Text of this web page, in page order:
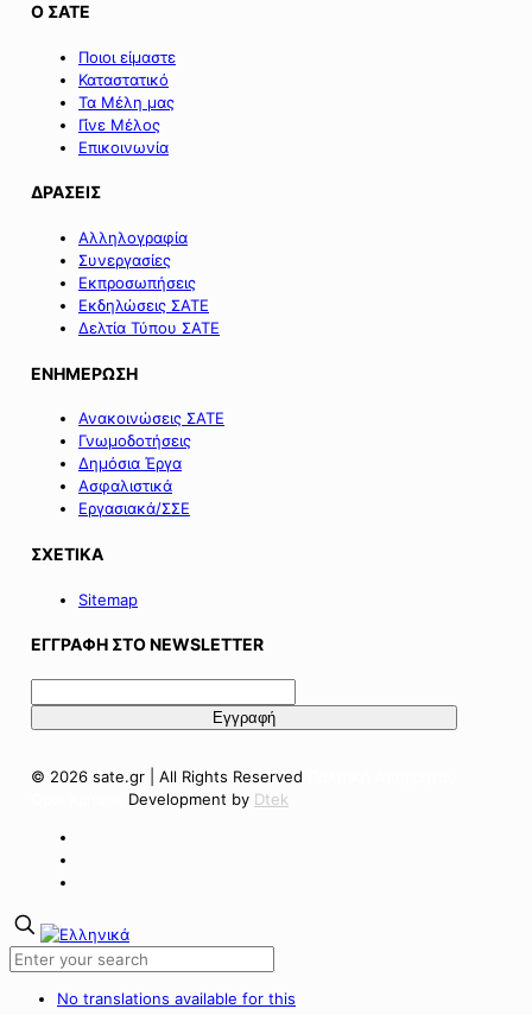
Ο ΣΑΤΕ
Ποιοι είμαστε
Καταστατικό
Τα Μέλη μας
Γίνε Μέλος
Επικοινωνία
ΔΡΑΣΕΙΣ
Αλληλογραφία
Συνεργασίες
Εκπροσωπήσεις
Εκδηλώσεις ΣΑΤΕ
Δελτία Τύπου ΣΑΤΕ
ΕΝΗΜΕΡΩΣΗ
Ανακοινώσεις ΣΑΤΕ
Γνωμοδοτήσεις
Δημόσια Έργα
Ασφαλιστικά
Εργασιακά/ΣΣΕ
ΣΧΕΤΙΚΑ
Sitemap
ΕΓΓΡΑΦΗ ΣΤΟ NEWSLETTER
© 2026 sate.gr | All Rights Reserved
Development by Dtek
No translations available for this